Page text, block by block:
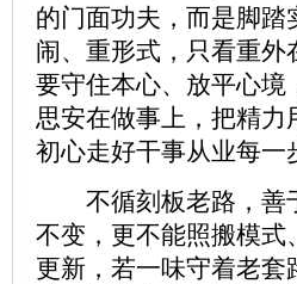
的门面功夫，而是脚
闹、重形式，只看重
要守住本心、放平心
思安在做事上，把精
初心走好干事从业每一
不循刻板老路，善
不变，更不能照搬模
更新，若一味守着老